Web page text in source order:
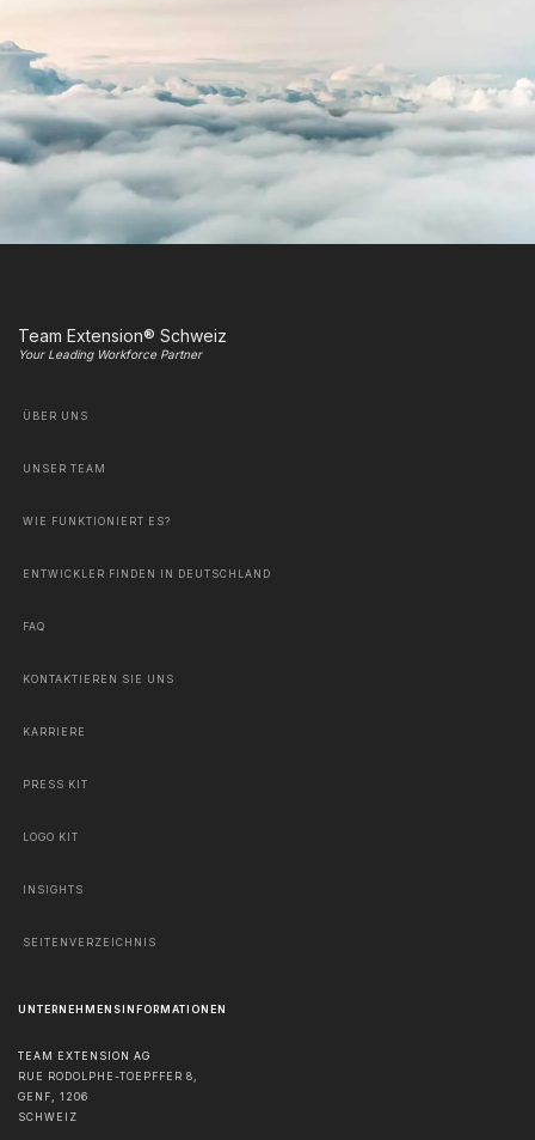
Team Extension® Schweiz
Your Leading Workforce Partner
ÜBER UNS
UNSER TEAM
WIE FUNKTIONIERT ES?
ENTWICKLER FINDEN IN DEUTSCHLAND
FAQ
KONTAKTIEREN SIE UNS
KARRIERE
PRESS KIT
LOGO KIT
INSIGHTS
SEITENVERZEICHNIS
UNTERNEHMENSINFORMATIONEN
TEAM EXTENSION AG
RUE RODOLPHE-TOEPFFER 8,
GENF, 1206
SCHWEIZ